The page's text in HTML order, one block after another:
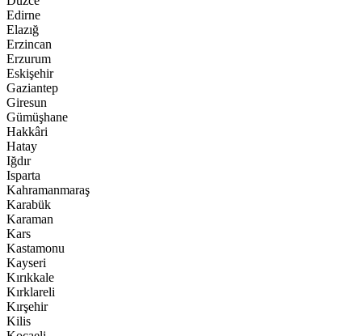
Edirne
Elazığ
Erzincan
Erzurum
Eskişehir
Gaziantep
Giresun
Gümüşhane
Hakkâri
Hatay
Iğdır
Isparta
Kahramanmaraş
Karabük
Karaman
Kars
Kastamonu
Kayseri
Kırıkkale
Kırklareli
Kırşehir
Kilis